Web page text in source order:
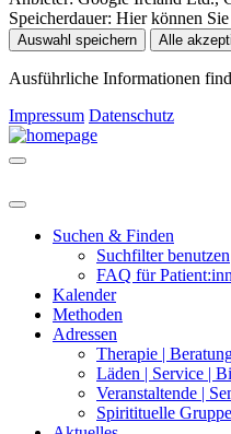
Speicherdauer: Hier können
Auswahl speichern Alle
Ausführliche Informationen
Impressum Datenschutz
Suchen & Finden
Suchfilter benutzen
FAQ für
Kalender
Methoden
Adressen
Therapie |
Läden | Service |
Veranstaltende |
Spiritituelle